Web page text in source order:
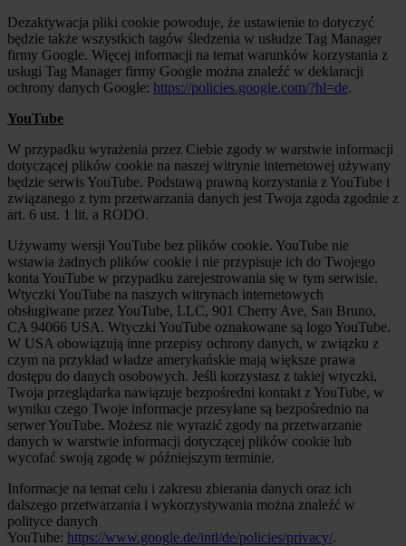
Dezaktywacja pliki cookie powoduje, że ustawienie to dotyczyć
będzie także wszystkich tagów śledzenia w usłudze Tag Manager
firmy Google. Więcej informacji na temat warunków korzystania z
usługi Tag Manager firmy Google można znaleźć w deklaracji
ochrony danych Google: https://policies.google.com/?hl=de.
YouTube
W przypadku wyrażenia przez Ciebie zgody w warstwie informacji
dotyczącej plików cookie na naszej witrynie internetowej używany
będzie serwis YouTube. Podstawą prawną korzystania z YouTube i
związanego z tym przetwarzania danych jest Twoja zgoda zgodnie z
art. 6 ust. 1 lit. a RODO.
Używamy wersji YouTube bez plików cookie. YouTube nie
wstawia żadnych plików cookie i nie przypisuje ich do Twojego
konta YouTube w przypadku zarejestrowania się w tym serwisie.
Wtyczki YouTube na naszych witrynach internetowych
obsługiwane przez YouTube, LLC, 901 Cherry Ave, San Bruno,
CA 94066 USA. Wtyczki YouTube oznakowane są logo YouTube.
W USA obowiązują inne przepisy ochrony danych, w związku z
czym na przykład władze amerykańskie mają większe prawa
dostępu do danych osobowych. Jeśli korzystasz z takiej wtyczki,
Twoja przeglądarka nawiązuje bezpośredni kontakt z YouTube, w
wyniku czego Twoje informacje przesyłane są bezpośrednio na
serwer YouTube. Możesz nie wyrazić zgody na przetwarzanie
danych w warstwie informacji dotyczącej plików cookie lub
wycofać swoją zgodę w późniejszym terminie.
Informacje na temat celu i zakresu zbierania danych oraz ich
dalszego przetwarzania i wykorzystywania można znaleźć w
polityce danych
YouTube: https://www.google.de/intl/de/policies/privacy/.